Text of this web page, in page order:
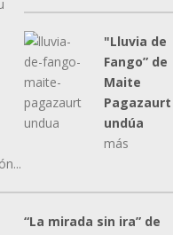
"Lluvia de
Fango” de
Maite
Pagazaurt
undúa
más
“La mirada sin ira” de